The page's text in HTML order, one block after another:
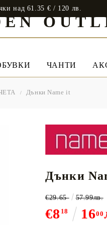
над 61.35 € / 120 лв.
ЧАНТИ
Дънки Name it
Дънки
€8 18 1600
€29.65 57.99лв.